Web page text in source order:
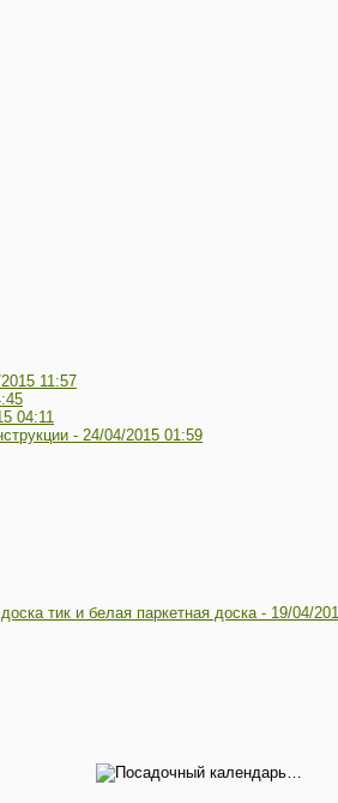
11:57
04:11
- 24/04/2015 01:59
тик и белая паркетная доска - 19/04/